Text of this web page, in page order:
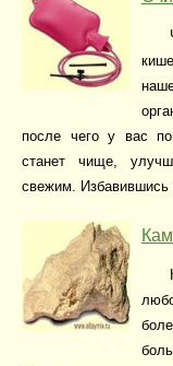
после чего у вас
станет чище,
свежим. Избавившись